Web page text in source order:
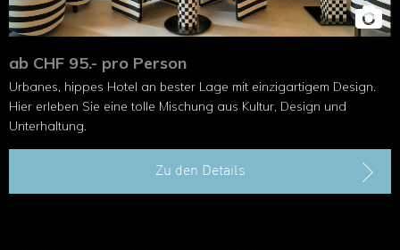
ab CHF 95.- pro Person
Urbanes, hippes Hotel an bester Lage mit einzigartigem Design.
Hier erleben Sie eine tolle Mischung aus Kultur, Design und
Unterhaltung.
Zu den Details